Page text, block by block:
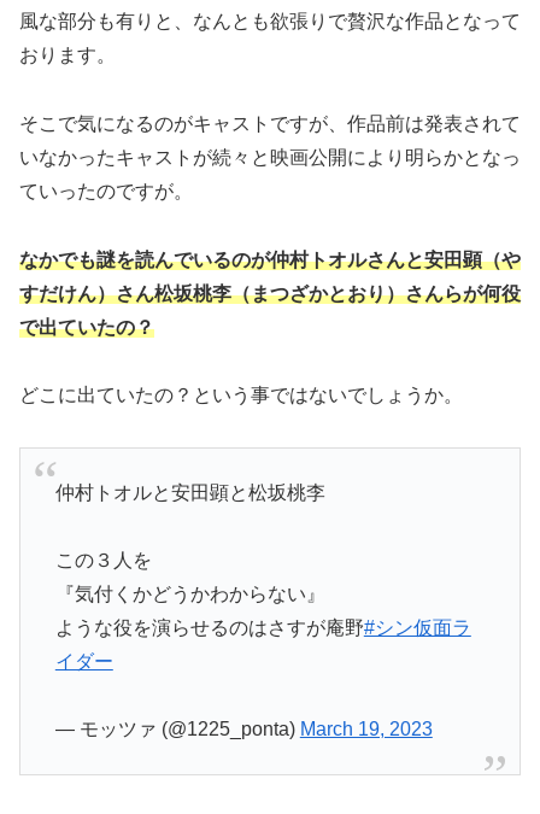
風な部分も有りと、なんとも欲張りで贅沢な作品となって
おります。
そこで気になるのがキャストですが、作品前は発表されて
いなかったキャストが続々と映画公開により明らかとなっ
ていったのですが。
なかでも謎を読んでいるのが仲村トオルさんと安田顕（や
すだけん）さん松坂桃李（まつざかとおり）さんらが何役
で出ていたの？
どこに出ていたの？という事ではないでしょうか。
仲村トオルと安田顕と松坂桃李
この３人を
『気付くかどうかわからない』
ような役を演らせるのはさすが庵野#シン仮面ラ
イダー
— モッツァ (@1225_ponta) March 19, 2023